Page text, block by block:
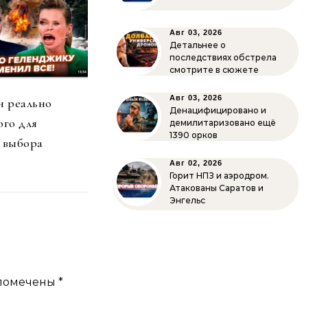
реально
для
*
Авг 03, 2026
Детальнее о
последствиях обстрела
смотрите в сюжете
Авг 03, 2026
Денацифицировано и
демилитаризовано ещё
1390 орков
Авг 02, 2026
Горит НПЗ и аэродром.
Атакованы Саратов и
Энгельс